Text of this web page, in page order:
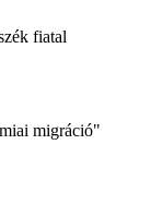
fiatal
migráció"